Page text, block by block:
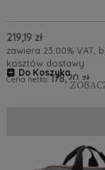
219,19 zł
zawiera 23.00% VAT,
kosztów dostawy
Cena netto: 178,20 zł
Do Koszyka